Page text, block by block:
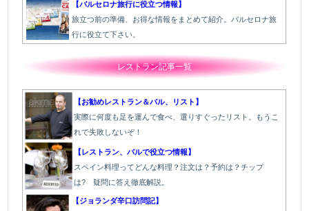
【バルセロナ旅行に役立つ情報】
旅立つ前の準備、お得な情報をまとめて紹介。バルセロナ旅
行に役立て下さい。
レストラン記事一覧
【お勧めレストラン＆バル、リスト】
実際に何度も足を運んで食べ、選りすぐったリスト。もうこ
れで失敗しないぞ！
【レストラン、バルで役立つ情報】
スペイン料理ってどんな料理？注文は？予約は？チップ
は? 疑問に答え徹底解説。
【ジョランダ辛口訪問記】